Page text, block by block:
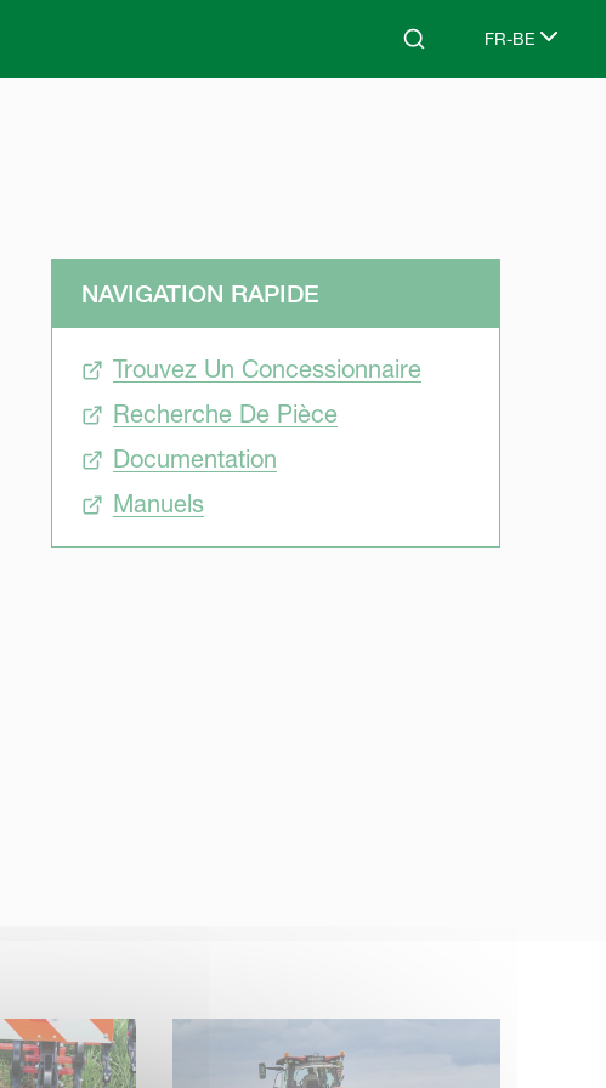
Search FR-BE
Select
NAVIGATION RAPIDE
Trouvez Un Concessionnaire
Recherche De Pièce
Documentation
Manuels